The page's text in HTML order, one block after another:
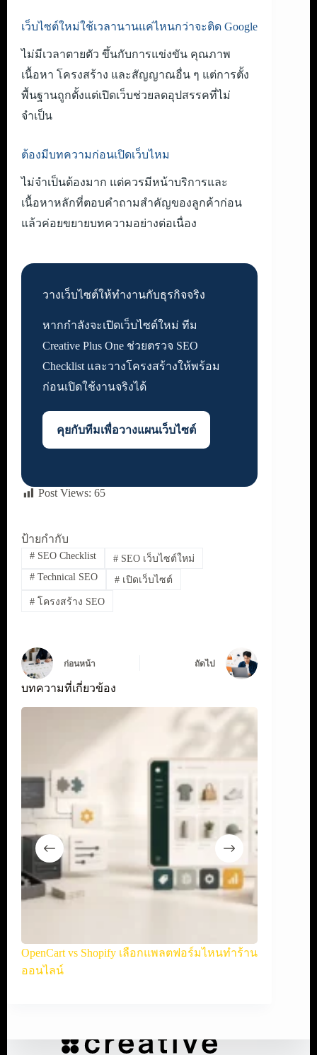
เว็บไซต์ใหม่ใช้เวลานานแค่ไหนกว่าจะติด Google
ไม่มีเวลาตายตัว ขึ้นกับการแข่งขัน คุณภาพ
เนื้อหา โครงสร้าง และสัญญาณอื่น ๆ แต่การตั้ง
พื้นฐานถูกตั้งแต่เปิดเว็บช่วยลดอุปสรรคที่ไม่
จำเป็น
ต้องมีบทความก่อนเปิดเว็บไหม
ไม่จำเป็นต้องมาก แต่ควรมีหน้าบริการและ
เนื้อหาหลักที่ตอบคำถามสำคัญของลูกค้าก่อน
แล้วค่อยขยายบทความอย่างต่อเนื่อง
วางเว็บไซต์ให้ทำงานกับธุรกิจจริง
หากกำลังจะเปิดเว็บไซต์ใหม่ ทีม
Creative Plus One ช่วยตรวจ SEO
Checklist และวางโครงสร้างให้พร้อม
ก่อนเปิดใช้งานจริงได้
คุยกับทีมเพื่อวางแผนเว็บไซต์
Post Views: 65
ป้ายกำกับ
#SEO Checklist #SEO เว็บไซต์ใหม่
#Technical SEO #เปิดเว็บไซต์
#โครงสร้าง SEO
ก่อนหน้า ถัดไป
บทความที่เกี่ยวข้อง
OpenCart vs Shopify เลือกแพลตฟอร์มไหนทำร้าน
ออนไลน์